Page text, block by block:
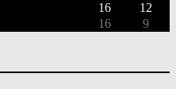
16
12
16
9